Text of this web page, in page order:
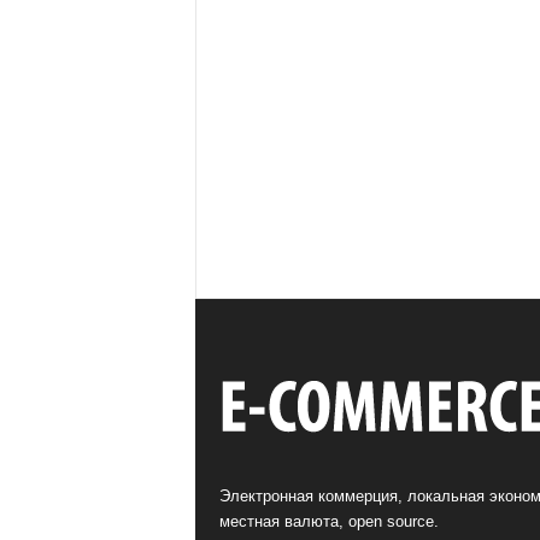
Электронная коммерция, локальная
местная валюта, open source.